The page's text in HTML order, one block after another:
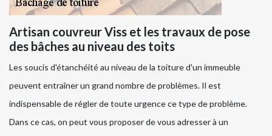
Artisan couvreur Viss et les travaux de pose
des bâches au niveau des toits
Les soucis d'étanchéité au niveau de la toiture d'un immeuble
peuvent entraîner un grand nombre de problèmes. Il est
indispensable de régler de toute urgence ce type de problème.
Dans ce cas, on peut vous proposer de vous adresser à un